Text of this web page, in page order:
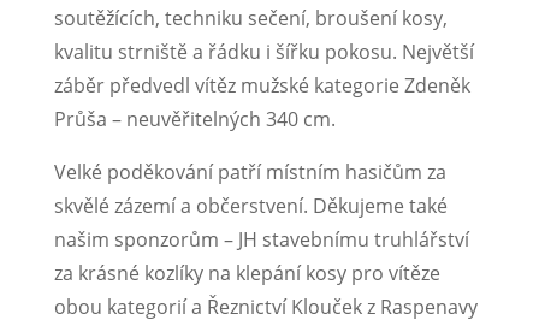
soutěžících, techniku sečení, broušení kosy,
kvalitu strniště a řádku i šířku pokosu. Největší
záběr předvedl vítěz mužské kategorie Zdeněk
Průša – neuvěřitelných 340 cm.
Velké poděkování patří místním hasičům za
skvělé zázemí a občerstvení. Děkujeme také
našim sponzorům – JH stavebnímu truhlářství
za krásné kozlíky na klepání kosy pro vítěze
obou kategorií a Řeznictví Klouček z Raspenavy